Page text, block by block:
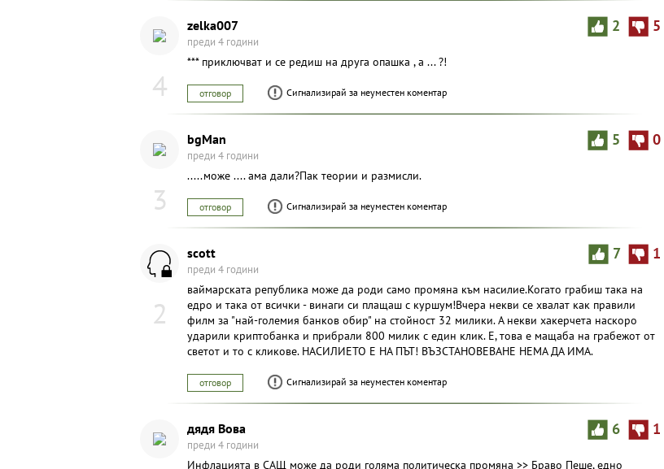
4
2 5
zelka007
преди 4 години
*** приключват и се редиш на друга опашка , а ... ?!
отговор Сигнализирай за неуместен коментар
3
5 0
bgMan
преди 4 години
.....може .... ама дали?Пак теории и размисли.
отговор Сигнализирай за неуместен коментар
2
7 1
scott
преди 4 години
ваймарската република може да роди само промяна към насилие.Когато грабиш така на
едро и така от всички - винаги си плащаш с куршум!Вчера некви се хвалат как правили
филм за "най-големия банков обир" на стойност 32 милики. А некви хакерчета наскоро
ударили криптобанка и прибрали 800 милик с един клик. Е, това е мащаба на грабежот от
светот и то с кликове. НАСИЛИЕТО Е НА ПЪТ! ВЪЗСТАНОВЕВАНЕ НЕМА ДА ИМА.
отговор Сигнализирай за неуместен коментар
6 1
дядя Вова
преди 4 години
Инфлацията в САЩ може да роди голяма политическа промяна >> Браво Пеше, едно